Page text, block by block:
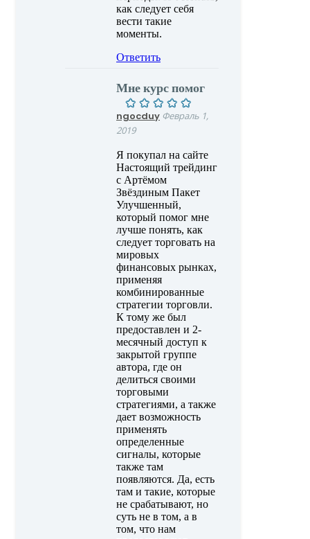
как следует себя
вести такие
моменты.
Ответить
Мне курс помог
ngocduy Февраль 1,
2019
Я покупал на сайте
Настоящий трейдинг
с Артёмом
Звёздиным Пакет
Улучшенный,
который помог мне
лучше понять, как
следует торговать на
мировых
финансовых рынках,
применяя
комбинированные
стратегии торговли.
К тому же был
предоставлен и 2-
месячный доступ к
закрытой группе
автора, где он
делиться своими
торговыми
стратегиями, а также
дает возможность
применять
определенные
сигналы, которые
также там
появляются. Да, есть
там и такие, которые
не срабатывают, но
суть не в том, а в
том, что нам